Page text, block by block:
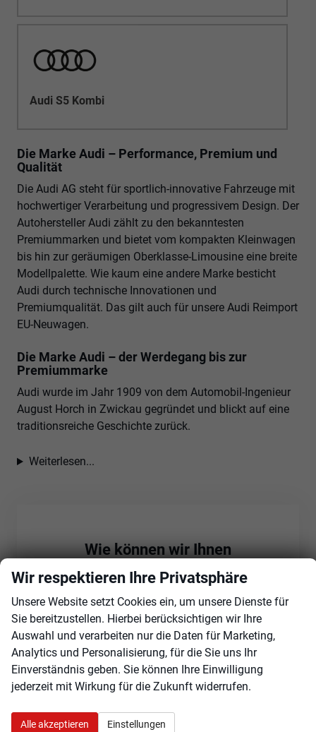
Audi S5 Kombi
Die Marke Audi – Performance, Premium und
Qualität
Die Audi AG steht für sportlich-innovative Fahrzeuge mit
hochwertiger Verarbeitung und progressivem Design. Der
Autohersteller Audi zählt zu den bekanntesten
Premiummarken und bietet vom kompakten Kleinwagen
bis hin zur geräumigen Oberklasse-Limousine eine breite
Modellpalette. Wie kaum eine andere Marke besticht
Audi durch technische Innovationen und
Premiumqualität. Das gilt auch für unsere Audi Reimport
EU-Neuwagen.
Die Marke Audi – der Werdegang bis zur
Premiummarke
Audi wurde im Jahr 1909 von dem Automobil-Ingenieur
August Horch in Zwickau gegründet und blickt auf eine
traditionsreiche Geschichte zurück.
Weiterlesen...
Wie können wir Ihnen
weiterhelfen?
Audi Angeboten telefonisch oder per E-Mail. Sie
erreichen uns unter:
+49 3588 / 25 18 0
Oder über unser Kontaktformular:
Zum Kontaktformular
Wir respektieren Ihre Privatsphäre
Unsere Website setzt Cookies ein, um unsere Dienste für
Sie bereitzustellen. Hierbei berücksichtigen wir Ihre
Auswahl und verarbeiten nur die Daten für Marketing,
Analytics und Personalisierung, für die Sie uns Ihr
Einverständnis geben. Sie können Ihre Einwilligung
jederzeit mit Wirkung für die Zukunft widerrufen.
Alle akzeptieren Einstellungen